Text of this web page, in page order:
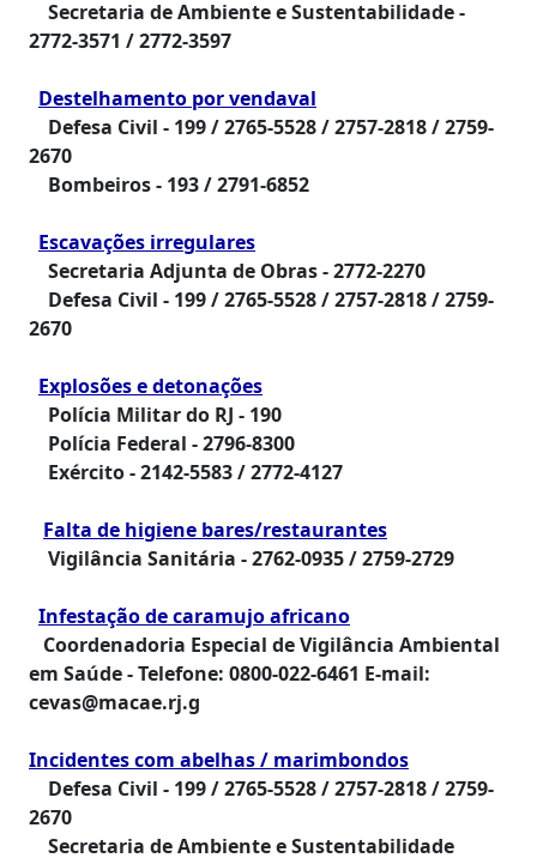
Secretaria de Ambiente e Sustentabilidade -
2772-3571 / 2772-3597
Destelhamento por vendaval
Defesa Civil - 199 / 2765-5528 / 2757-2818 / 2759-
2670
Bombeiros - 193 / 2791-6852
Escavações irregulares
Secretaria Adjunta de Obras -2772-2270
Defesa Civil - 199 / 2765-5528 / 2757-2818 / 2759-
2670
Explosões e detonações
Polícia Militar do RJ - 190
Polícia Federal - 2796-8300
Exército -2142-5583 / 2772-4127
Falta de higiene bares/restaurantes
Vigilância Sanitária -2762-0935 / 2759-2729
Infestação de caramujo africano
Coordenadoria Especial de Vigilância Ambiental
em Saúde - Telefone: 0800-022-6461 E-mail:
cevas@macae.rj.g
Incidentes com abelhas / marimbondos
Defesa Civil - 199 / 2765-5528 / 2757-2818 / 2759-
2670
Secretaria de Ambiente e Sustentabilidade